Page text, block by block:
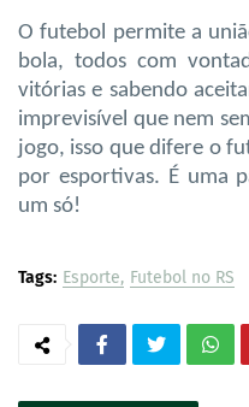
O futebol permite a
bola, todos com
vitórias e sabendo
imprevisível que nem
jogo, isso que difere o
por esportivas. É uma
um só!
Tags: Esporte Futebol no RS